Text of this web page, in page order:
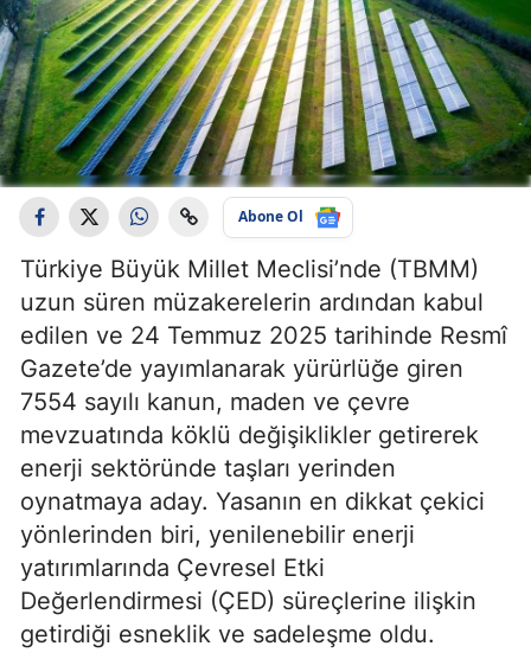
Abone Ol
Türkiye Büyük Millet Meclisi’nde (TBMM)
uzun süren müzakerelerin ardından kabul
edilen ve 24 Temmuz 2025 tarihinde Resmî
Gazete’de yayımlanarak yürürlüğe giren
7554 sayılı kanun, maden ve çevre
mevzuatında köklü değişiklikler getirerek
enerji sektöründe taşları yerinden
oynatmaya aday. Yasanın en dikkat çekici
yönlerinden biri, yenilenebilir enerji
yatırımlarında Çevresel Etki
Değerlendirmesi (ÇED) süreçlerine ilişkin
getirdiği esneklik ve sadeleşme oldu.